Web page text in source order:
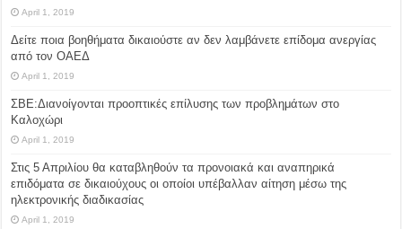
April 1, 2019
Δείτε ποια βοηθήματα δικαιούστε αν δεν λαμβάνετε επίδομα ανεργίας
από τον ΟΑΕΔ
April 1, 2019
ΣΒΕ:Διανοίγονται προοπτικές επίλυσης των προβλημάτων στο
Καλοχώρι
April 1, 2019
Στις 5 Απριλίου θα καταβληθούν τα προνοιακά και αναπηρικά
επιδόματα σε δικαιούχους οι οποίοι υπέβαλλαν αίτηση μέσω της
ηλεκτρονικής διαδικασίας
April 1, 2019